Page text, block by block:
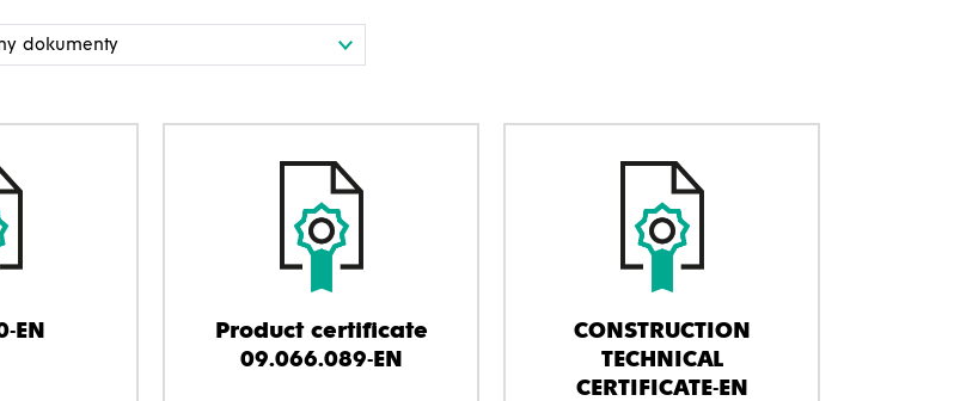
EN
Product certificate
09.066.089-EN
CONSTRUCTION
TECHNICAL
CERTIFICATE-EN